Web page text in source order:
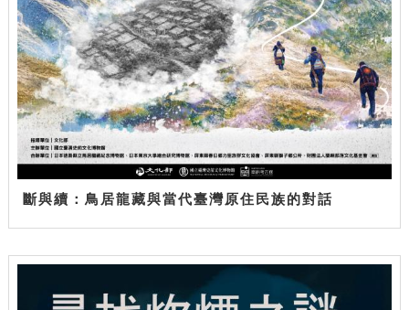
斷與續：鳥居龍藏與當代臺灣原住民族的對話